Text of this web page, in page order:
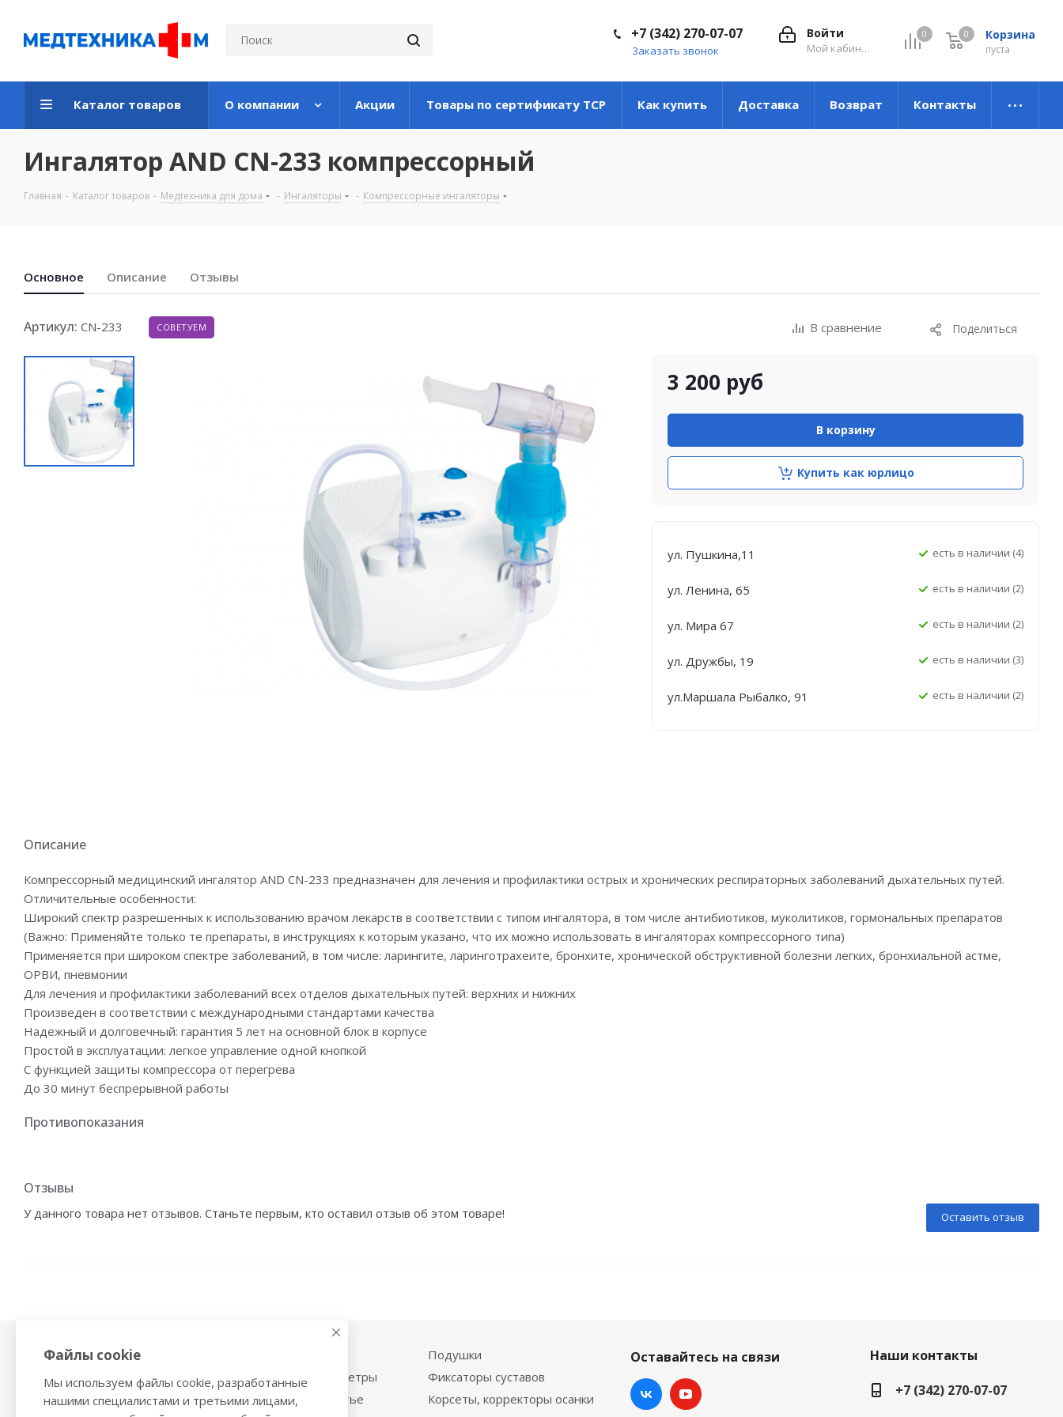
0 Корзина
0
пуста
0
Войти
Мой кабинет
+7 (342) 270-07-07
Заказать звонок
Каталог товаров О компании Акции Товары по сертификату ТСР Как купить Доставка Возврат Контакты
Ингалятор AND СN-233 компрессорный
Главная - Каталог товаров - Медтехника для дома - Ингаляторы - Компрессорные ингаляторы
Основноe Описание Отзывы
Артикул: СN-233 СОВЕТУЕМ В сравнение Поделиться
3 200 руб
В корзину
Купить как юрлицо
ул. Пушкина,11 Есть в наличии (4)
ул. Ленина, 65 Есть в наличии (2)
ул. Мира 67 Есть в наличии (2)
ул. Дружбы, 19 Есть в наличии (3)
ул.Маршала Рыбалко, 91 Есть в наличии (2)
Описание
Компрессорный медицинский ингалятор AND CN-233 предназначен для лечения и профилактики острых и хронических респираторных заболеваний дыхательных путей.
Отличительные особенности:
Широкий спектр разрешенных к использованию врачом лекарств в соответствии с типом ингалятора, в том числе антибиотиков, муколитиков, гормональных препаратов
(Важно: Применяйте только те препараты, в инструкциях к которым указано, что их можно использовать в ингаляторах компрессорного типа)
Применяется при широком спектре заболеваний, в том числе: ларингите, ларинготрахеите, бронхите, хронической обструктивной болезни легких, бронхиальной астме,
ОРВИ, пневмонии
Для лечения и профилактики заболеваний всех отделов дыхательных путей: верхних и нижних
Произведен в соответствии с международными стандартами качества
Надежный и долговечный: гарантия 5 лет на основной блок в корпусе
Простой в эксплуатации: легкое управление одной кнопкой
С функцией защиты компрессора от перегрева
До 30 минут беспрерывной работы
Противопоказания
Отзывы
Оставить отзыв
У данного товара нет отзывов. Станьте первым, кто оставил отзыв об этом товаре!
Физиотерапия,
Ингаляторы
Ультразвуковые ингаляторы и
Механические тонометры
Тонометры на запястье
Подушки
Фиксаторы суставов
Корсеты, корректоры осанки
Оставайтесь на связи
Наши контакты
+7 (342) 270-07-07
Файлы cookie
Мы используем файлы cookie, разработанные
нашими специалистами и третьими лицами,